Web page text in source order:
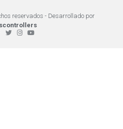
reservados - Desarrollado por